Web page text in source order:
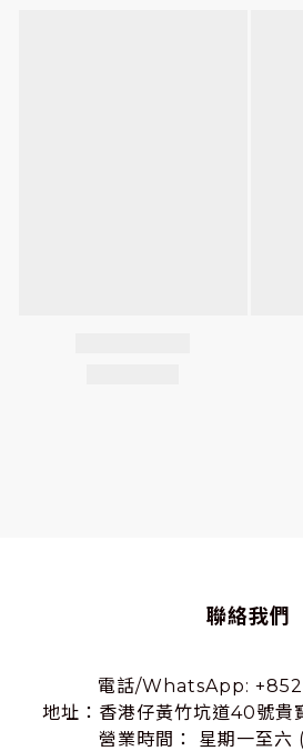
聯絡我們
電話/WhatsApp: +852
地址：香港仔黃竹坑道40號貴
營業時間： 星期一至六